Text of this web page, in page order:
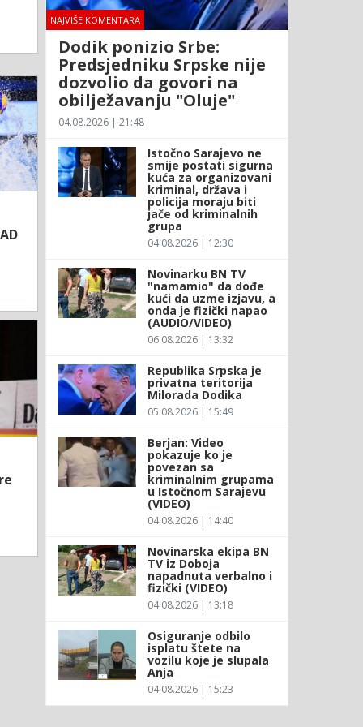
NAJVIŠE KOMENTARA
Dodik ponizio Srbe:
Predsjedniku Srpske nije
dozvolio da govori na
obilježavanju "Oluje"
04.08.2026 | 21:48
Istočno Sarajevo ne
smije postati sigurna
kuća za organizovani
kriminal, država i
policija moraju biti
jače od kriminalnih
grupa
04.08.2026 | 12:30
Novinarku BN TV
"namamio" da dođe
kući da uzme izjavu, a
onda je fizički napao
(AUDIO/VIDEO)
06.08.2026 | 13:32
Republika Srpska je
privatna teritorija
Milorada Dodika
05.08.2026 | 15:49
Berjan: Video
pokazuje ko je
povezan sa
kriminalnim grupama
u Istočnom Sarajevu
(VIDEO)
04.08.2026 | 14:40
Novinarska ekipa BN
TV iz Doboja
napadnuta verbalno i
fizički (VIDEO)
04.08.2026 | 13:18
Osiguranje odbilo
isplatu štete na
vozilu koje je slupala
Anja
04.08.2026 | 15:23